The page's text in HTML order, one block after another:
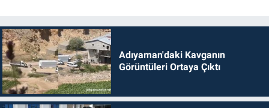
Adıyaman'daki Kavganın
Görüntüleri Ortaya Çıktı